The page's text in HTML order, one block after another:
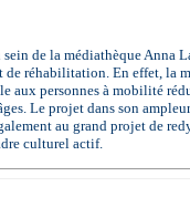
de la médiathèque Anna
de réhabilitation. En effet, la
aux personnes à mobilité
Le projet dans son
au grand projet de
culturel actif.